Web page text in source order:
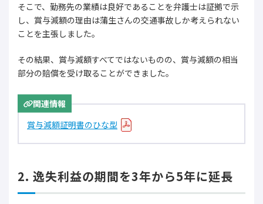
そこで、勤務先の業績は良好であることを弁護士は証拠で示
し、賞与減額の理由は蒲生さんの交通事故しか考えられない
ことを主張しました。
その結果、賞与減額すべてではないものの、賞与減額の相当
部分の賠償を受け取ることができました。
関連情報
賞与減額証明書のひな型
2. 逸失利益の期間を3年から5年に延長